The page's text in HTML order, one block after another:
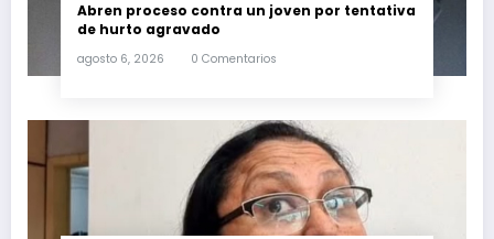
Abren proceso contra un joven por tentativa
de hurto agravado
agosto 6, 2026 0 Comentarios